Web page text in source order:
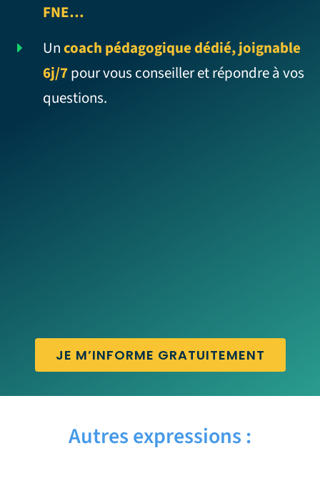
FNE…
Uncoach pédagogique dédié, joignable
6j/7pour vous conseiller et répondre à vos
questions.
JE M’INFORME GRATUITEMENT
Autres expressions :